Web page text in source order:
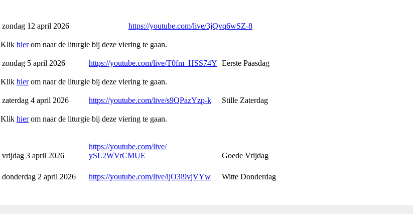
zondag 12 april 2026 https://youtube.com/live/3jQvq6wSZ-8
Klik hierom naar de liturgie bij deze viering te gaan.
zondag 5 april 2026 https://youtube.com/live/T0fm_ HSS74Y Eerste Paasdag
Klik hierom naar de liturgie bij deze viering te gaan.
zaterdag 4 april 2026 https://youtube.com/live/s9QPazYzp-k Stille Zaterdag
Klik hierom naar de liturgie bij deze viering te gaan.
vrijdag 3 april 2026
https://youtube.com/live/
ySL2WVrCMUE
Goede Vrijdag
donderdag 2 april 2026 https://youtube.com/live/ljO3i9vjVYw Witte Donderdag